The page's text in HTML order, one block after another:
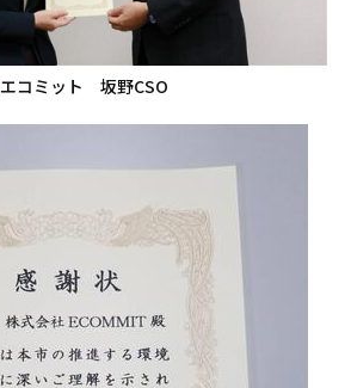
エコミット 坂野CSO